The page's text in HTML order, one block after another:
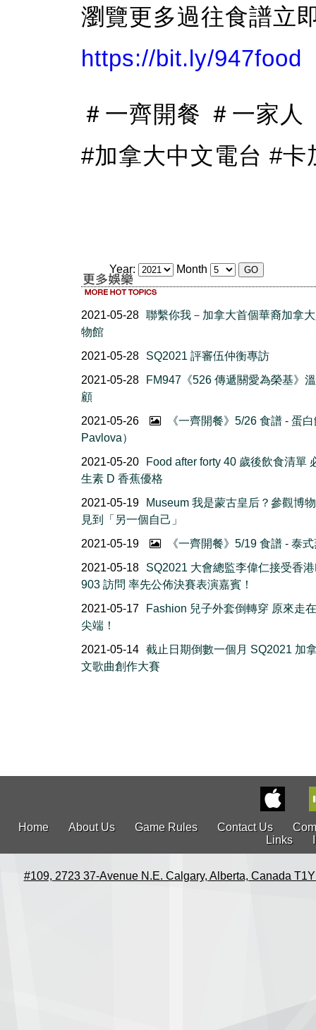
瀏覽更多過往食譜立
https://bit.ly/947food
＃一齊開餐 ＃一家
#加拿大中文電台 #
Year: Month
2021-05-28 聯繫你我－加拿大首個華裔加拿
物館
2021-05-28
SQ2021 評審伍仲衡專訪
2021-05-28
FM947《526 傳遞關愛為榮基》
顧
2021-05-26
《一齊開餐》5/26 食譜 - 蛋
Pavlova）
2021-05-20
Food after forty 40 歲後飲食清單
生素 D 香蕉優格
2021-05-19
Museum 我是蒙古皇后？參觀博
見到「另一個自己」
2021-05-19
《一齊開餐》5/19 食譜 - 泰
2021-05-18
SQ2021 大會總監李偉仁接受香
903 訪問 率先公佈決賽表演嘉賓！
2021-05-17
Fashion 兒子外套倒轉穿 原來走
尖端！
2021-05-14 截止日期倒數一個月 SQ2021 加
文歌曲創作大賽
Home About Us Game Rules Contact Us
Links
#109, 2723 37-Avenue N.E. Calgary, Alberta, Canada